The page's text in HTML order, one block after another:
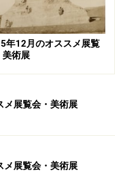
年12月のオススメ展覧
美術展
展覧会・美術展
展覧会・美術展